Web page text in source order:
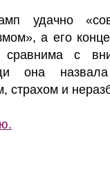
удачно
а его
с
она
страхом и